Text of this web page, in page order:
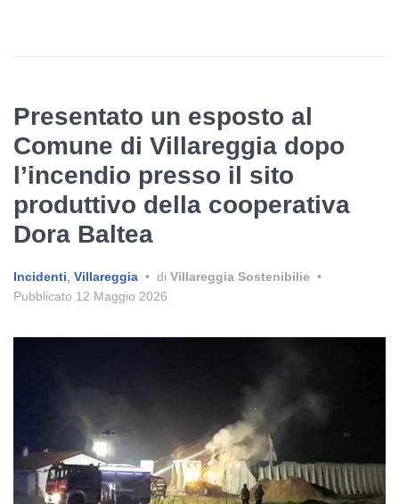
Presentato un esposto al
Comune di Villareggia dopo
l’incendio presso il sito
produttivo della cooperativa
Dora Baltea
Incidenti Villareggia • di Villareggia Sostenibilie •
Pubblicato 12 Maggio 2026